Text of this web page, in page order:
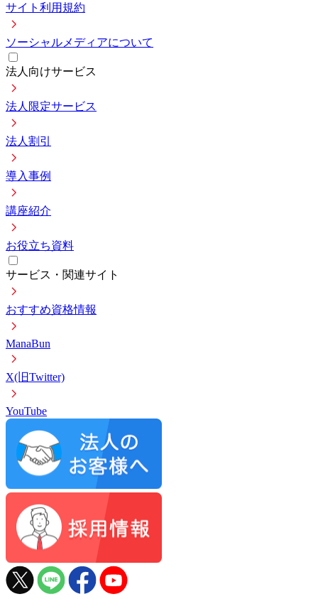
サイト利用規約
ソーシャルメディアについて
法人向けサービス
法人限定サービス
法人割引
導入事例
講座紹介
お役立ち資料
サービス・関連サイト
おすすめ資格情報
ManaBun
X(旧Twitter)
YouTube